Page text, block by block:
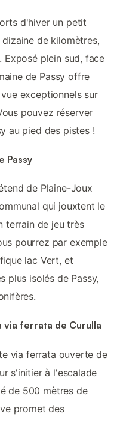
d'hiver un petit
de kilomètres,
plein sud, face
de Passy offre
exceptionnels sur
pouvez réserver
au pied des pistes !
Passy
de Plaine-Joux
qui jouxtent le
terrain de jeu très
pourrez par exemple
lac Vert, et
plus isolés de Passy,
via ferrata de Curulla
via ferrata ouverte de
s'initier à l'escalade
de 500 mètres de
promet des